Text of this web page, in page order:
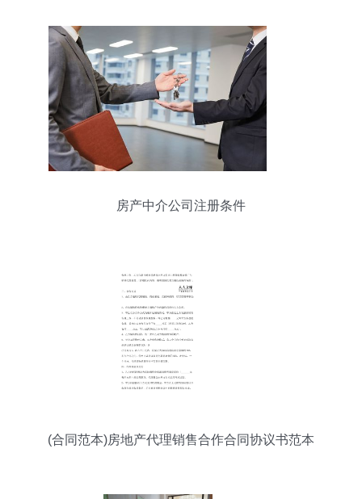
房产中介公司注册条件
(合同范本)房地产代理销售合作合同协议书范本